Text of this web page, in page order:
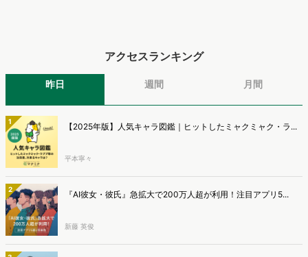
アクセスランキング
昨日 週間 月間
1 【2025年版】人気キャラ図鑑｜ヒットしたミャクミャク・ラ...
平本寧々
2 『AI彼女・彼氏』急拡大で200万人超が利用！注目アプリ5...
新藤 英俊